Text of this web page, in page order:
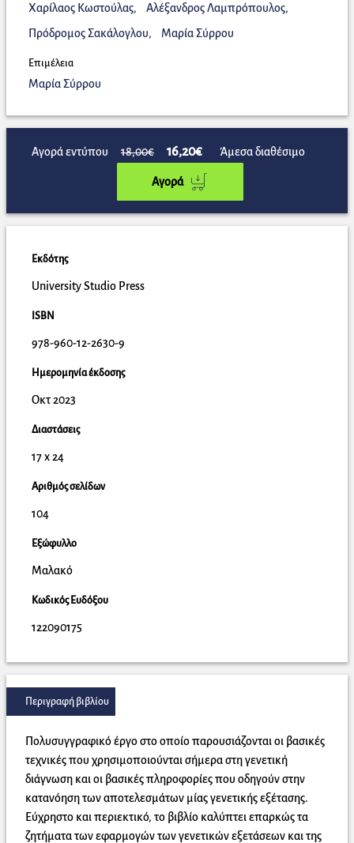
Χαρίλαος Κωστούλας, Αλέξανδρος Λαμπρόπουλος,
Πρόδρομος Σακάλογλου, Μαρία Σύρρου
Επιμέλεια
Μαρία Σύρρου
Αγορά εντύπου 18,00€ 16,20€ Άμεσα διαθέσιμο
Αγορά
Εκδότης
University Studio Press
ISBN
978-960-12-2630-9
Ημερομηνία έκδοσης
Οκτ 2023
Διαστάσεις
17 x 24
Αριθμός σελίδων
104
Εξώφυλλο
Μαλακό
Κωδικός Ευδόξου
122090175
Περιγραφή βιβλίου
Πολυσυγγραφικό έργο στο οποίο παρουσιάζονται οι βασικές
τεχνικές που χρησιμοποιούνται σήμερα στη γενετική
διάγνωση και οι βασικές πληροφορίες που οδηγούν στην
κατανόηση των αποτελεσμάτων μίας γενετικής εξέτασης.
Εύχρηστο και περιεκτικό, το βιβλίο καλύπτει επαρκώς τα
ζητήματα των εφαρμογών των γενετικών εξετάσεων και της